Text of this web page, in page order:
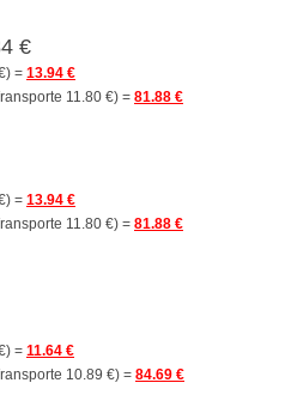
€
= 13.94 €
11.80 €) = 81.88 €
= 13.94 €
11.80 €) = 81.88 €
= 11.64 €
10.89 €) = 84.69 €